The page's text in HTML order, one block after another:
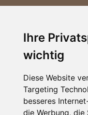
Ihre
wichtig
Diese Website
Targeting
besseres
die Werbung, die